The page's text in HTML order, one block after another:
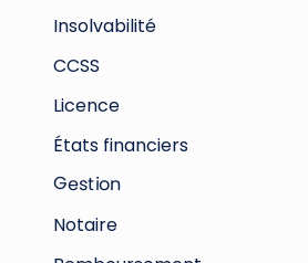
Licence
États financiers
CCSS
Insolvabilité
Notaire
Gestion